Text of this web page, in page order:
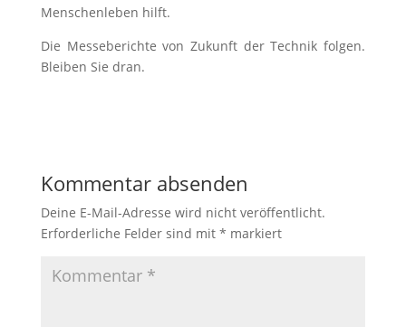
Menschenleben hilft.
Die Messeberichte von Zukunft der Technik folgen.
Bleiben Sie dran.
Kommentar absenden
Deine E-Mail-Adresse wird nicht veröffentlicht.
Erforderliche Felder sind mit * markiert